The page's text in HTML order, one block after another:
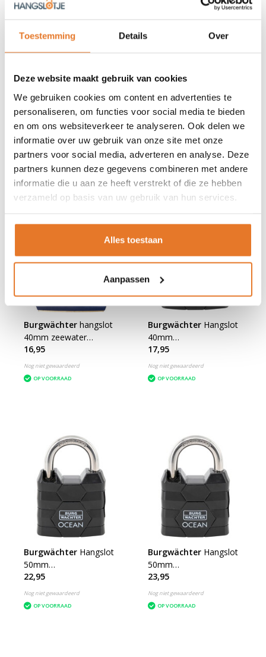
Toestemming Details Over
Deze website maakt gebruik van cookies
We gebruiken cookies om content en advertenties te
personaliseren, om functies voor social media te bieden
en om ons websiteverkeer te analyseren. Ook delen we
informatie over uw gebruik van onze site met onze
partners voor social media, adverteren en analyse. Deze
partners kunnen deze gegevens combineren met andere
informatie die u aan ze heeft verstrekt of die ze hebben
verzameld op basis van uw gebruik van hun services.
Alles toestaan
Aanpassen
Hangslot 40mm
Hangslot
Nog niet gewaardeerd
GRATIS VERZENDING V.A. €75,-
Burgwächter hangslot
40mm zeewater
bestendig Yacht
16,95
Nog niet gewaardeerd
OP VOORRAAD
Burgwächter Hangslot
40mm
Zeewaterbestendig
17,95
Nog niet gewaardeerd
OP VOORRAAD
Burgwächter Hangslot
50mm
Zeewaterbestendig
22,95
Nog niet gewaardeerd
OP VOORRAAD
Burgwächter Hangslot
50mm
Zeewaterbestendig GS
23,95
Nog niet gewaardeerd
OP VOORRAAD